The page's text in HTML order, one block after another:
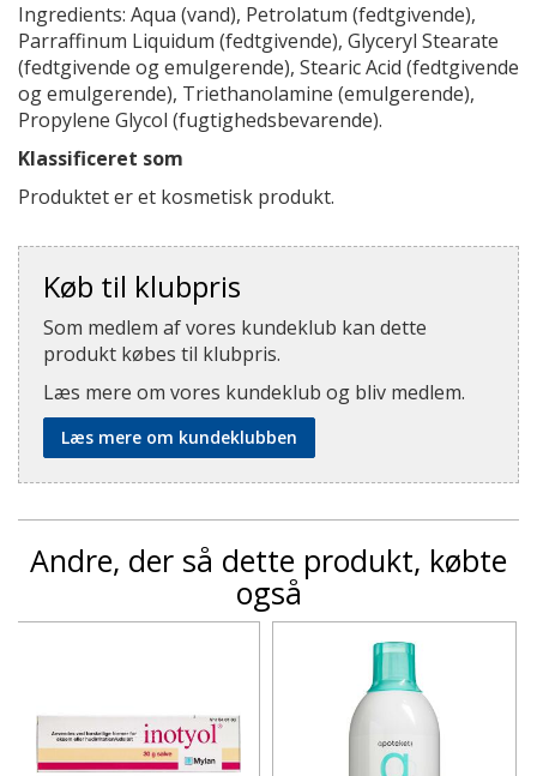
Ingredients: Aqua (vand), Petrolatum (fedtgivende),
Parraffinum Liquidum (fedtgivende), Glyceryl Stearate
(fedtgivende og emulgerende), Stearic Acid (fedtgivende
og emulgerende), Triethanolamine (emulgerende),
Propylene Glycol (fugtighedsbevarende).
Klassificeret som
Produktet er et kosmetisk produkt.
Køb til klubpris
Som medlem af vores kundeklub kan dette
produkt købes til klubpris.
Læs mere om vores kundeklub og bliv medlem.
Læs mere om kundeklubben
Andre, der så dette produkt, købte
også